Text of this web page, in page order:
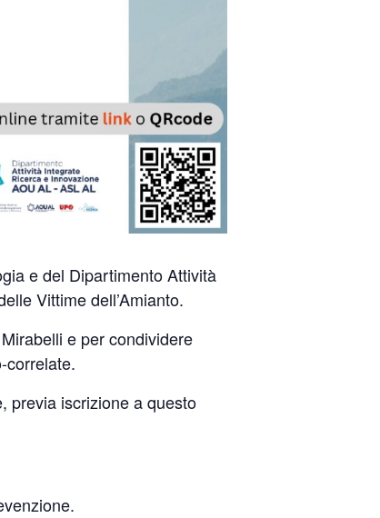
e del Dipartimento Attività
Vittime dell’Amianto.
e per condividere
correlate.
previa iscrizione a questo